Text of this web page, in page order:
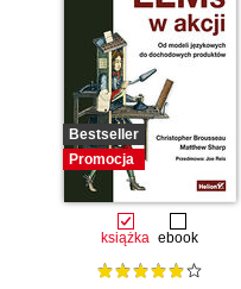
Bestseller
Promocja
książka ebook